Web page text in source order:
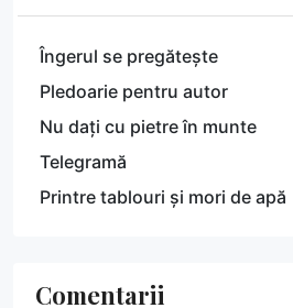
Îngerul se pregătește
Pledoarie pentru autor
Nu dați cu pietre în munte
Telegramă
Printre tablouri și mori de apă
Comentarii